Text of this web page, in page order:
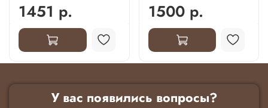
1451 р. 1500 р.
У вас появились вопросы?